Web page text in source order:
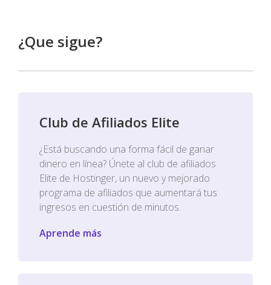
¿Que sigue?
Club de Afiliados Elite
¿Está buscando una forma fácil de ganar
dinero en línea? Únete al club de afiliados
Elite de Hostinger, un nuevo y mejorado
programa de afiliados que aumentará tus
ingresos en cuestión de minutos.
Aprende más